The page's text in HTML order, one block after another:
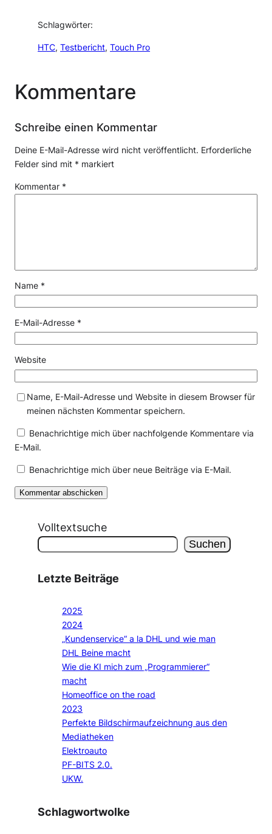
Schlagwörter:
HTC, Testbericht, Touch Pro
Kommentare
Schreibe einen Kommentar
Deine E-Mail-Adresse wird nicht veröffentlicht. Erforderliche
Felder sind mit * markiert
Kommentar *
Name *
E-Mail-Adresse *
Website
Name, E-Mail-Adresse und Website in diesem Browser für
meinen nächsten Kommentar speichern.
Benachrichtige mich über nachfolgende Kommentare via
E-Mail.
Benachrichtige mich über neue Beiträge via E-Mail.
Volltextsuche
Suchen
Letzte Beiträge
2025
2024
„Kundenservice“ a la DHL und wie man
DHL Beine macht
Wie die KI mich zum „Programmierer“
macht
Homeoffice on the road
2023
Perfekte Bildschirmaufzeichnung aus den
Mediatheken
Elektroauto
PF-BITS 2.0.
UKW.
Schlagwortwolke